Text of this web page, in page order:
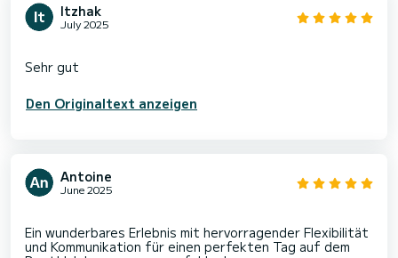
Itzhak
July 2025
Den Originaltext anzeigen
Antoine
June 2025
Ein wunderbares Erlebnis mit hervorragender Flexibilität
und Kommunikation für einen perfekten Tag auf dem